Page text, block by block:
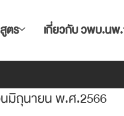
ตร เกี่ยวกับ วพบ.นพ.
นมิถุนายน พ.ศ.2566